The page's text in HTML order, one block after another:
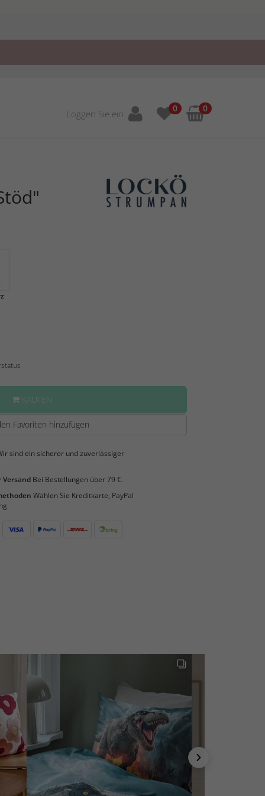
Loggen Sie ein 0 0
KAUFEN
Favoriten hinzufügen
sind ein sicherer und zuverlässiger
Bei Bestellungen über 79 €.
Wählen Sie Kreditkarte, PayPal